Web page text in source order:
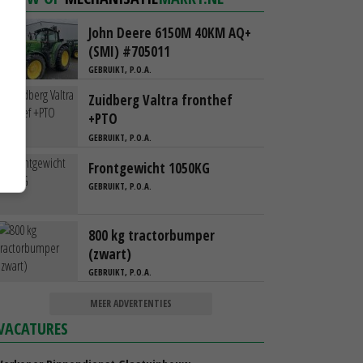
John Deere 6150M 40KM AQ+
(SMI) #705011
GEBRUIKT, P.O.A.
Zuidberg Valtra fronthef
+PTO
GEBRUIKT, P.O.A.
Frontgewicht 1050KG
GEBRUIKT, P.O.A.
800 kg tractorbumper
(zwart)
GEBRUIKT, P.O.A.
MEER ADVERTENTIES